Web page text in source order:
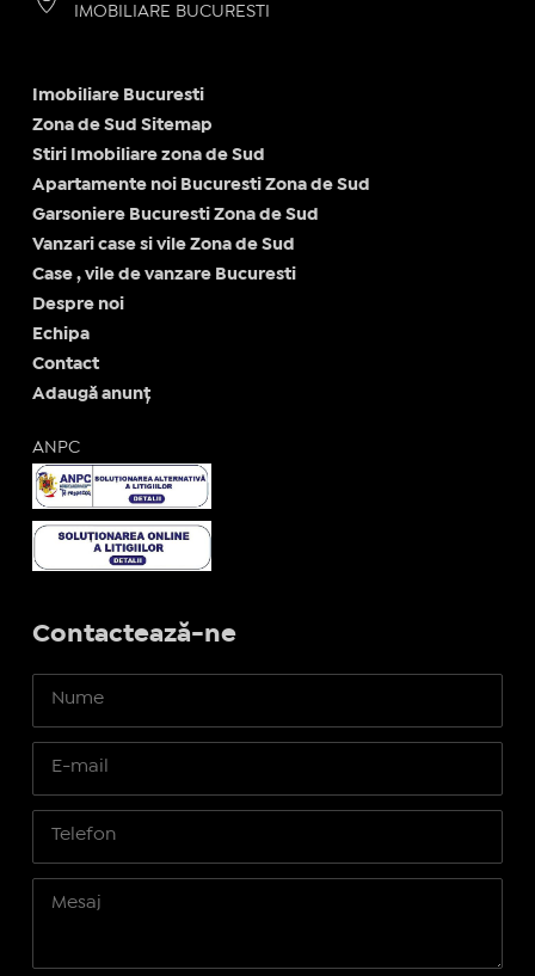
IMOBILIARE BUCURESTI
Imobiliare Bucuresti
Zona de Sud Sitemap
Stiri Imobiliare zona de Sud
Apartamente noi Bucuresti Zona de Sud
Garsoniere Bucuresti Zona de Sud
Vanzari case si vile Zona de Sud
Case , vile de vanzare Bucuresti
Despre noi
Echipa
Contact
Adaugă anunț
ANPC
Contactează-ne